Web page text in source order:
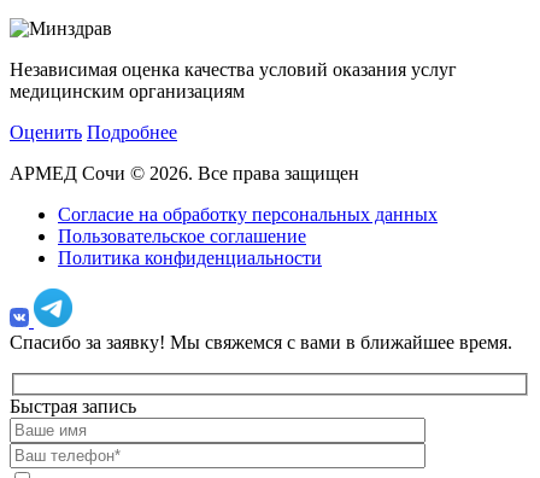
Независимая оценка качества условий оказания услуг
медицинским организациям
Оценить Подробнее
АРМЕД Сочи © 2026. Все права защищен
Согласие на обработку персональных данных
Пользовательское соглашение
Политика конфиденциальности
Спасибо за заявку! Мы свяжемся с вами в ближайшее время.
Быстрая запись